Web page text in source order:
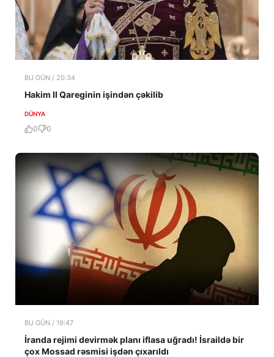
BU GÜN / 20:34
Hakim II Qareginin işindən çəkilib
DÜNYA
0 0
BU GÜN / 19:47
İranda rejimi devirmək planı iflasa uğradı! İsraildə bir
çox Mossad rəsmisi işdən çıxarıldı